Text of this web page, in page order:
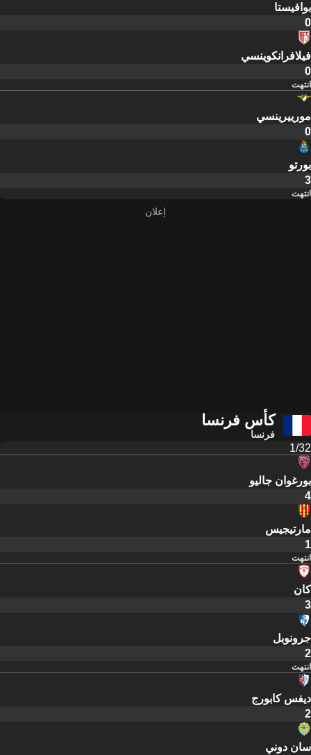
بوافيستا
0
فيلافرانكوينسي
0
انتهت
مورييرينسي
0
بورتو
3
انتهت
كأس فرنسا
فرنسا
1/32
بورغوان جاليو
4
مارتيجيس
1
انتهت
كان
3
جرونوبل
2
انتهت
ديفس كابورج
2
سان دوني